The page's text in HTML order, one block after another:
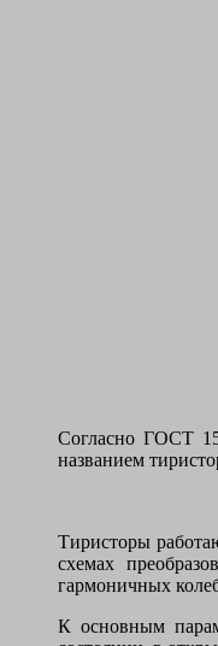
Согласно ГОСТ
названием
Тиристоры
схемах
гармоничных
К основным